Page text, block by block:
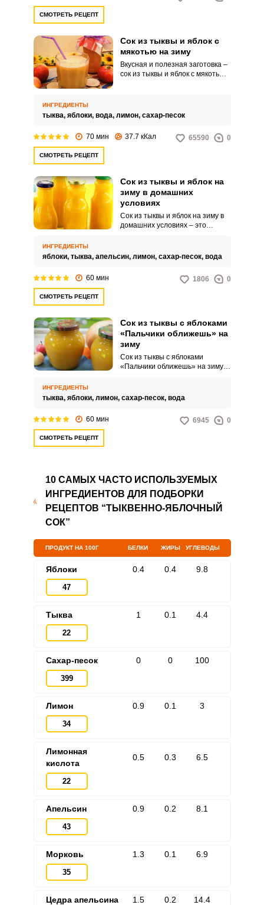
большим количеством
настроение хмурым зимним
вечером благодаря
потрясающему яркому
СМОТРЕТЬ РЕЦЕПТ
Сок из тыквы и яблок с
мякотью на зиму
Вкусная и полезная заготовка –
сок из тыквы и яблок с мякотью
источником витаминов для
повышения иммунитета в
ИНГРЕДИЕНТЫ
тыква, яблоки, вода, лимон, сахар-песок
70 мин 37.7 кКал 65590 0
СМОТРЕТЬ РЕЦЕПТ
Сок из тыквы и яблок на
зиму в домашних
условиях
Сок из тыквы и яблок на зиму в
домашних условиях – это
Сочетание сладкой тыквы с
ИНГРЕДИЕНТЫ
яблоки, тыква, апельсин, лимон, сахар-песок, вода
60 мин 1806 0
СМОТРЕТЬ РЕЦЕПТ
Сок из тыквы с яблоками
«Пальчики оближешь» на
зиму
Сок из тыквы с яблоками
«Пальчики оближешь» на зиму
полезными свойствами. Такой
ИНГРЕДИЕНТЫ
тыква, яблоки, лимон, сахар-песок, вода
60 мин 6945 0
СМОТРЕТЬ РЕЦЕПТ
10 САМЫХ ЧАСТО ИСПОЛЬЗУЕМЫХ
ИНГРЕДИЕНТОВ ДЛЯ ПОДБОРКИ
РЕЦЕПТОВ “ТЫКВЕННО-ЯБЛОЧНЫЙ
СОК”
ПРОДУКТ НА 100Г БЕЛКИ ЖИРЫ УГЛЕВОДЫ
Яблоки
47
0.4 0.4 9.8
Тыква
22
1 0.1 4.4
Сахар-песок
399
0 0 100
Лимон
34
0.9 0.1 3
Лимонная
кислота
22
0.5 0.3 6.5
Апельсин
43
0.9 0.2 8.1
Морковь
35
1.3 0.1 6.9
Цедра апельсина 1.5 0.2 14.4